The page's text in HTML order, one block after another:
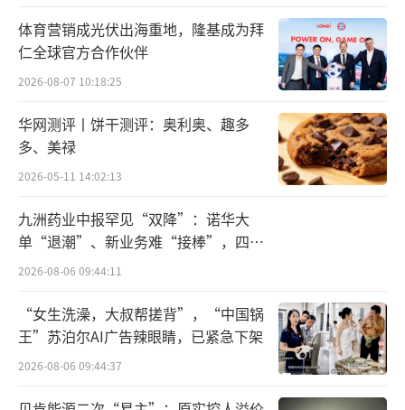
9%。
浙江健新原力制药的破产清算早有迹可
循，2025年11月27日，杭州市萧山区人民法院
对其进行破产清算申请，管理人对健新公司的1
99名职工的债权进行核查，最终认定职工优先
债权199笔，合计约1379.33万元。另有列入普
通债权清偿的11笔，合计326.48万元。
这可能也是浙江健新原力制药一拍流拍的
原因，拍卖的资产中生物制药设备众多，通用
性较低，非深耕CDMO的企业接手后难以重新
利用；同时，199笔职工债权以及普通债权等纠
纷不断，多数产业资本处于观望状态。
体育营销成光伏出海重地，隆基成为拜
仁全球官方合作伙伴
2026-08-07 10:18:25
华网测评丨饼干测评：奥利奥、趣多
多、美禄
2026-05-11 14:02:13
九洲药业中报罕见“双降”：诺华大
单“退潮”、新业务难“接棒”，四大
难关待闯
2026-08-06 09:44:11
“女生洗澡，大叔帮搓背”，“中国锅
王”苏泊尔AI广告辣眼睛，已紧急下架
2026-08-06 09:44:37